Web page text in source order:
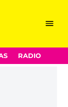
Menu
RADIO